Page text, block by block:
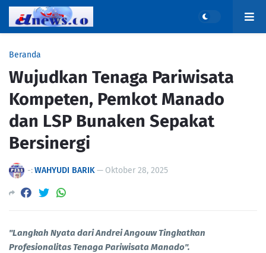
Beranda
Wujudkan Tenaga Pariwisata
Kompeten, Pemkot Manado
dan LSP Bunaken Sepakat
Bersinergi
-:WAHYUDI BARIK— Oktober 28, 2025
"Langkah Nyata dari Andrei Angouw Tingkatkan
Profesionalitas Tenaga Pariwisata Manado".